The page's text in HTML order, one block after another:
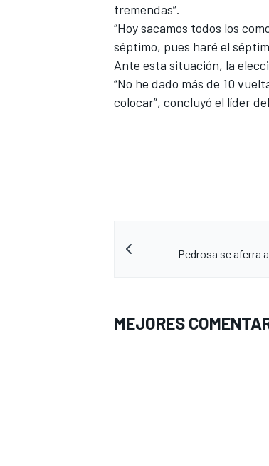
tremendas”.
“Hoy sacamos todos los
séptimo, pues haré el
Ante esta situación, la
“No he dado más de 10
colocar”, concluyó el líder
Pedrosa se aferra
MEJORES